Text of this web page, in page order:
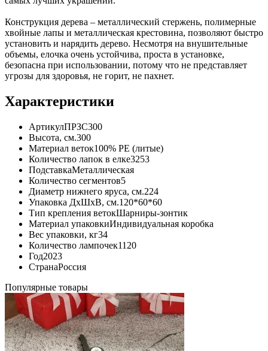
Конструкция дерева – металлический стержень, полимерные
хвойные лапы и металлическая крестовина, позволяют быстро
установить и нарядить дерево. Несмотря на внушительные
объемы, елочка очень устойчива, проста в установке,
безопасна при использовании, потому что не представляет
угрозы для здоровья, не горит, не пахнет.
Характеристики
АртикулПРЗС300
Высота, см.300
Материал веток100% РЕ (литые)
Количество лапок в елке3253
ПодставкаМеталлическая
Количество сегментов5
Диаметр нижнего яруса, см.224
Упаковка ДхШхВ, см.120*60*60
Тип крепления ветокШарниры-зонтик
Материал упаковкиИндивидуальная коробка
Вес упаковки, кг34
Количество лампочек1120
Год2023
СтранаРоссия
Популярные товары